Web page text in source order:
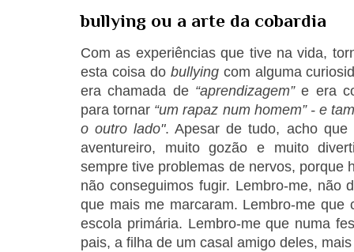
bullying ou a arte da cobardia
Com as experiências que tive na vida,
esta coisa do bullyingcom alguma
era chamada de “aprendizagem”e era
para tornar “um rapaz num homem” - e
o outro lado". Apesar de tudo, acho
aventureiro, muito gozão e muito
sempre tive problemas de nervos, porque
não conseguimos fugir. Lembro-me, não
que mais me marcaram. Lembro-me que
escola primária. Lembro-me que numa
pais, a filha de um casal amigo deles,